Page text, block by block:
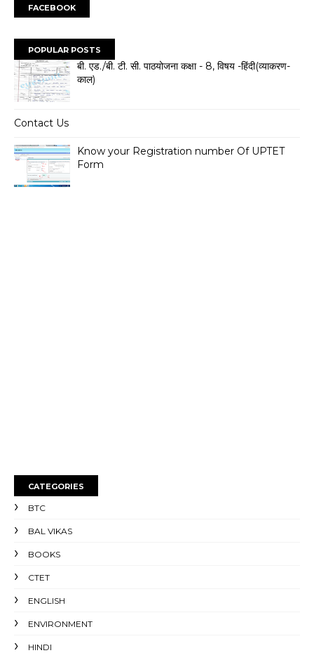
FACEBOOK
POPULAR POSTS
बी. एड./बी. टी. सी. पाठयोजना कक्षा - 8, विषय -हिंदी(व्याकरण-
काल)
Contact Us
Know your Registration number Of UPTET
Form
CATEGORIES
BTC
BAL VIKAS
BOOKS
CTET
ENGLISH
ENVIRONMENT
HINDI